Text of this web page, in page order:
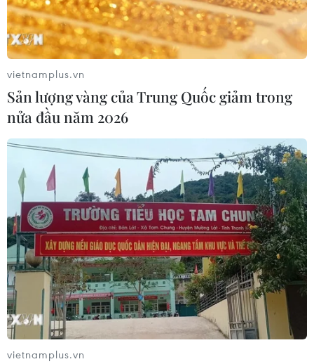
#YouNet ECI #TikTok Shop Summit 2024
#GMV
#TikTok Shop
#TikTok Shop Mall #Shopee
#Lazada
#Shoppertainment
#thương mại điện tử
Theo dõi VietnamPlus
vietnamplus.vn
Sản lượng vàng của Trung Quốc giảm trong
nửa đầu năm 2026
vietnamplus.vn